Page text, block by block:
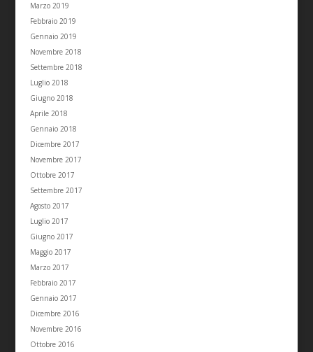
Marzo 2019
Febbraio 2019
Gennaio 2019
Novembre 2018
Settembre 2018
Luglio 2018
Giugno 2018
Aprile 2018
Gennaio 2018
Dicembre 2017
Novembre 2017
Ottobre 2017
Settembre 2017
Agosto 2017
Luglio 2017
Giugno 2017
Maggio 2017
Marzo 2017
Febbraio 2017
Gennaio 2017
Dicembre 2016
Novembre 2016
Ottobre 2016